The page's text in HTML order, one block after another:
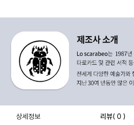
상세정보 리뷰( 0 )